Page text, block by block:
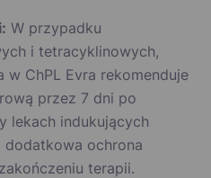
W przypadku
i tetracyklinowych,
ChPL Evra rekomenduje
przez 7 dni po
lekach indukujących
dodatkowa ochrona
terapii.